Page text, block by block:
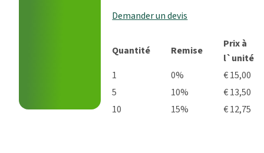
Demander un devis
Quantité Remise
Prix à
l`unité
1
0%
€ 15,00
5
10%
€ 13,50
10
15% € 12,75